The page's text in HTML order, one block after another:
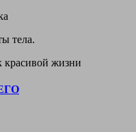
тела.
красивой жизни